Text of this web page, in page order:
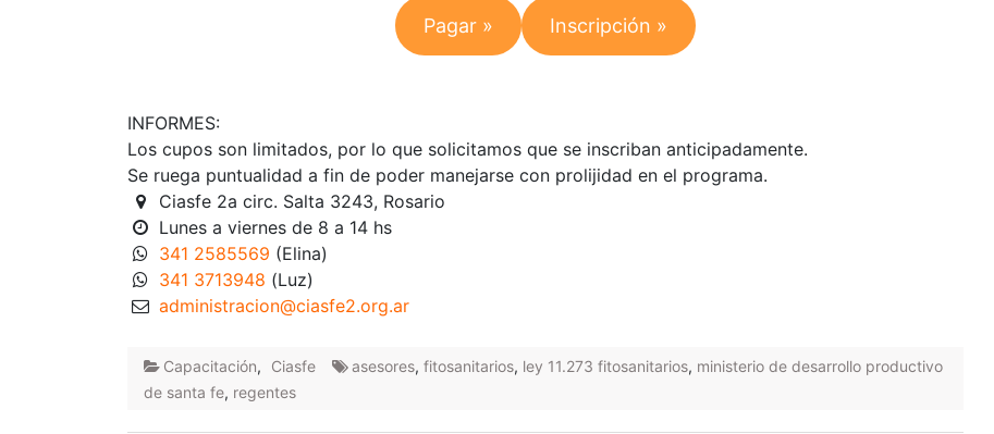
Pagar » Inscripción »
INFORMES:
Los cupos son limitados, por lo que solicitamos que se inscriban anticipadamente.
Se ruega puntualidad a fin de poder manejarse con prolijidad en el programa.
Ciasfe 2a circ. Salta 3243, Rosario
Lunes a viernes de 8 a 14 hs
341 2585569 (Elina)
341 3713948 (Luz)
ra.gro.2efsaic@noicartsinimda
Capacitación, Ciasfe asesores, fitosanitarios, ley 11.273 fitosanitarios, ministerio de desarrollo productivo
de santa fe, regentes